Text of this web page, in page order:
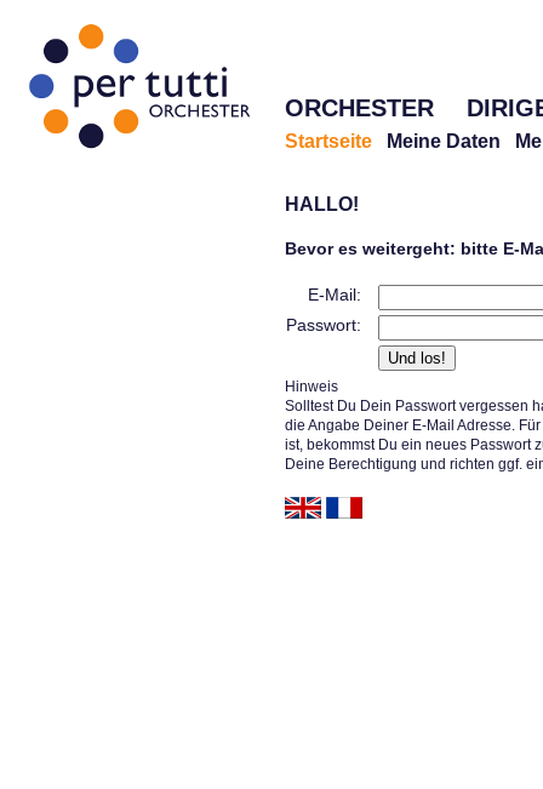
ORCHESTER
Startseite Meine Daten
HALLO!
Bevor es weitergeht: bitte E-
E-Mail:
Passwort:
Hinweis
Solltest Du Dein Passwort vergessen
die Angabe Deiner E-Mail Adresse.
ist, bekommst Du ein neues Passwort
Deine Berechtigung und richten ggf.